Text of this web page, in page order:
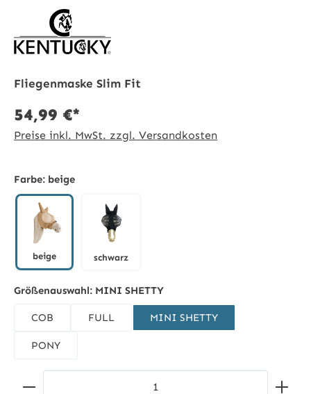
Fliegenmaske Slim Fit
54,99 €*
Preise inkl. MwSt. zzgl. Versandkosten
Farbe: beige
beige schwarz
Größenauswahl: MINI SHETTY
COB FULL MINI SHETTY
PONY
Produkt Anzahl: Gib den gewünschten Wert ein